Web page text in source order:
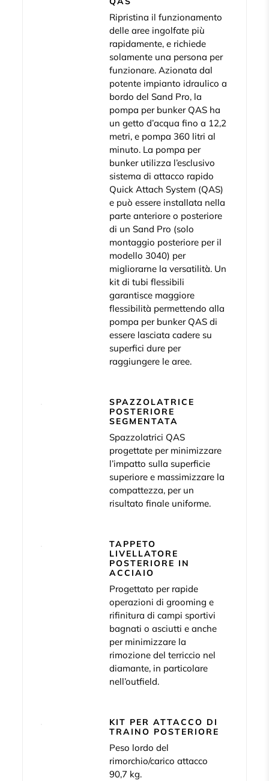
Ripristina il funzionamento
delle aree ingolfate più
rapidamente, e richiede
solamente una persona per
funzionare. Azionata dal
potente impianto idraulico a
bordo del Sand Pro, la
pompa per bunker QAS ha
un getto d’acqua fino a 12,2
metri, e pompa 360 litri al
minuto. La pompa per
bunker utilizza l’esclusivo
sistema di attacco rapido
Quick Attach System (QAS)
e può essere installata nella
parte anteriore o posteriore
di un Sand Pro (solo
montaggio posteriore per il
modello 3040) per
migliorarne la versatilità. Un
kit di tubi flessibili
garantisce maggiore
flessibilità permettendo alla
pompa per bunker QAS di
essere lasciata cadere su
superfici dure per
raggiungere le aree.
SPAZZOLATRICE
POSTERIORE
SEGMENTATA
Spazzolatrici QAS
progettate per minimizzare
l’impatto sulla superficie
superiore e massimizzare la
compattezza, per un
risultato finale uniforme.
TAPPETO
LIVELLATORE
POSTERIORE IN
ACCIAIO
Progettato per rapide
operazioni di grooming e
rifinitura di campi sportivi
bagnati o asciutti e anche
per minimizzare la
rimozione del terriccio nel
diamante, in particolare
nell’outfield.
KIT PER ATTACCO DI
TRAINO POSTERIORE
Peso lordo del
rimorchio/carico attacco
90,7 kg.